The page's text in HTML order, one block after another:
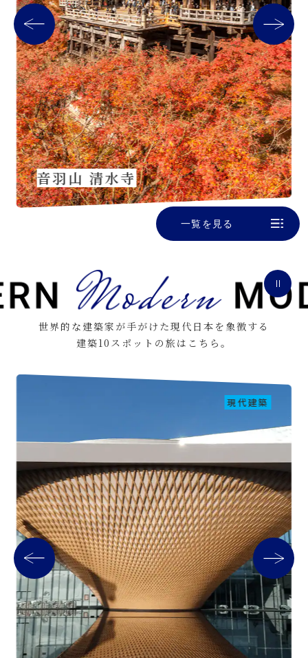
音羽山 清水寺
一覧を見る
世界的な建築家が手がけた現代日本を象徴する
建築10スポットの旅はこちら。
現代建築